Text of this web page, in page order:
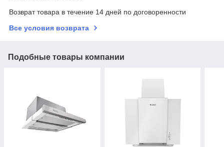
Возврат товара в течение 14 дней по договоренности
Все условия возврата
Подобные товары компании